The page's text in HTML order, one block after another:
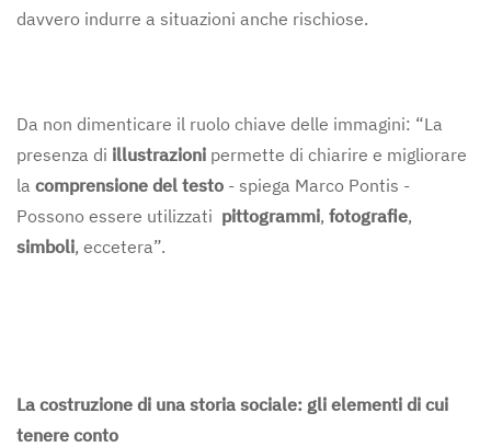
davvero indurre a situazioni anche rischiose.
Da non dimenticare il ruolo chiave delle immagini: “La
presenza di illustrazioni permette di chiarire e migliorare
la comprensione del testo - spiega Marco Pontis -
Possono essere utilizzati pittogrammi, fotografie,
simboli, eccetera”.
La costruzione di una storia sociale: gli elementi di cui
tenere conto